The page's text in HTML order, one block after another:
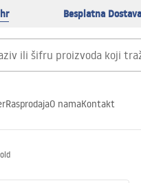
Besplatna
RasprodajaO namaKontakt